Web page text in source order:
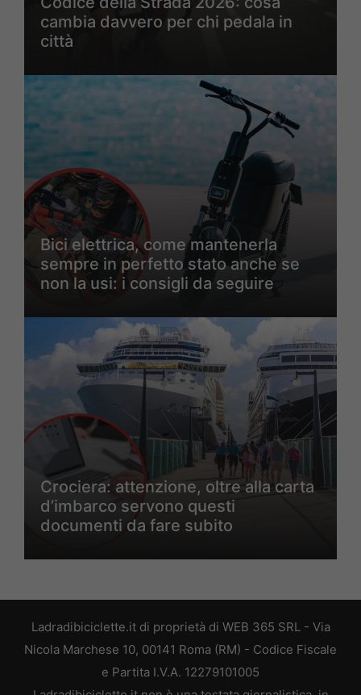
cambia davvero per chi pedala in
città
Bici elettrica, come mantenerla
sempre in perfetto stato anche se
non la usi: i consigli da seguire
Crociera: attenzione, oltre alla carta
d’imbarco servono questi
documenti da fare subito
Ladradibiciclette.it di proprietà di WEB 365 SRL - Via
Nicola Marchese 10, 00141 Roma (RM) - Codice Fiscale
e Partita I.V.A. 12279101005